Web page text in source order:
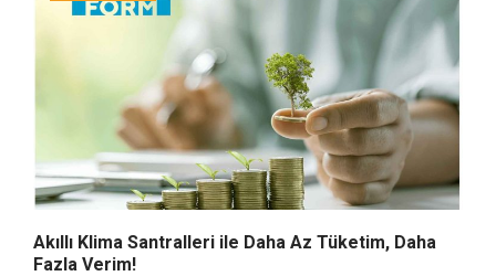
Akıllı Klima Santralleri ile Daha Az Tüketim, Daha
Fazla Verim!